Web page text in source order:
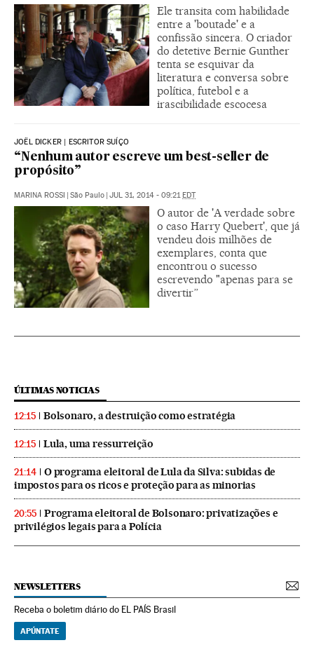
Ele transita com habilidade
entre a 'boutade' e a
confissão sincera. O criador
do detetive Bernie Gunther
tenta se esquivar da
literatura e conversa sobre
política, futebol e a
irascibilidade escocesa
JOËL DICKER | ESCRITOR SUÍÇO
“Nenhum autor escreve um best-seller de
propósito”
MARINA ROSSI São Paulo JUL 31, 2014 - 09:21 EDT
O autor de 'A verdade sobre
o caso Harry Quebert', que já
vendeu dois milhões de
exemplares, conta que
encontrou o sucesso
escrevendo "apenas para se
divertir”
ÚLTIMAS NOTICIAS
12:15 Bolsonaro, a destruição como estratégia
12:15 Lula, uma ressurreição
21:14
O programa eleitoral de Lula da Silva: subidas de
impostos para os ricos e proteção para as minorias
20:55
Programa eleitoral de Bolsonaro: privatizações e
privilégios legais para a Polícia
NEWSLETTERS
Receba o boletim diário do EL PAÍS Brasil
APÚNTATE